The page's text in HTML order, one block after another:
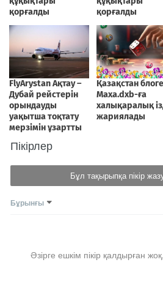
Пікірлер
Бұл тақырыпқа пікір
Бұрынғы
Әзірге ешкім пікір қалдырған